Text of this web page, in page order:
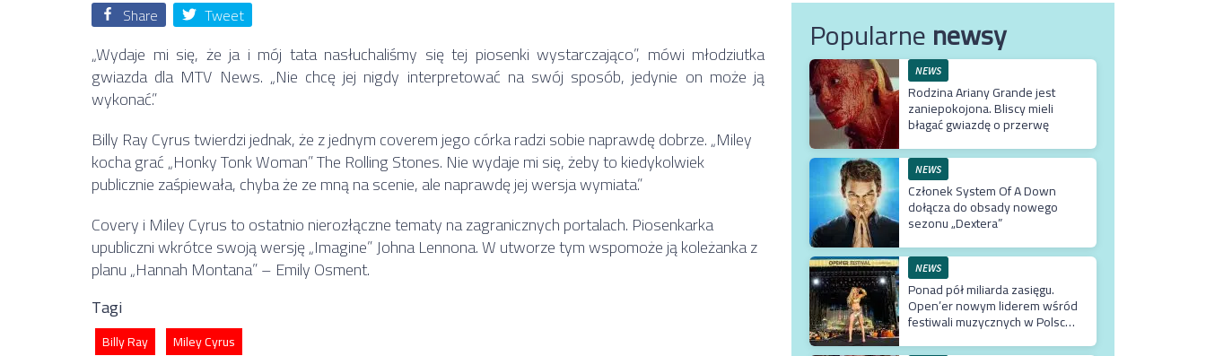
Share Tweet
„Wydaje mi się, że ja i mój tata nasłuchaliśmy się tej piosenki wystarczająco”, mówi młodziutka
gwiazda dla MTV News. „Nie chcę jej nigdy interpretować na swój sposób, jedynie on może ją
wykonać.”
Billy Ray Cyrus twierdzi jednak, że z jednym coverem jego córka radzi sobie naprawdę dobrze. „Miley
kocha grać „Honky Tonk Woman” The Rolling Stones. Nie wydaje mi się, żeby to kiedykolwiek
publicznie zaśpiewała, chyba że ze mną na scenie, ale naprawdę jej wersja wymiata.”
Covery i Miley Cyrus to ostatnio nierozłączne tematy na zagranicznych portalach. Piosenkarka
upubliczni wkrótce swoją wersję „Imagine” Johna Lennona. W utworze tym wspomoże ją koleżanka z
planu „Hannah Montana” – Emily Osment.
Tagi
Billy Ray Miley Cyrus
Popularnenewsy
NEWS
Rodzina Ariany Grande jest
zaniepokojona. Bliscy mieli
błagać gwiazdę o przerwę
NEWS
Członek System Of A Down
dołącza do obsady nowego
sezonu „Dextera”
NEWS
Ponad pół miliarda zasięgu.
Open’er nowym liderem wśród
festiwali muzycznych w Polsce.